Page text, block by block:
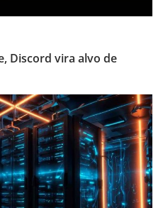
Discord vira alvo de